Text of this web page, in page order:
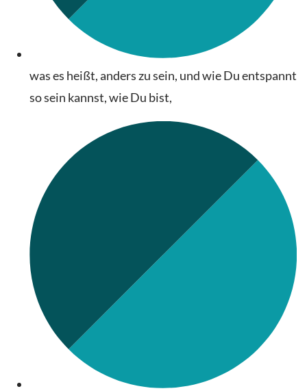
was es heißt, anders zu sein, und wie Du entspannt
so sein kannst, wie Du bist,